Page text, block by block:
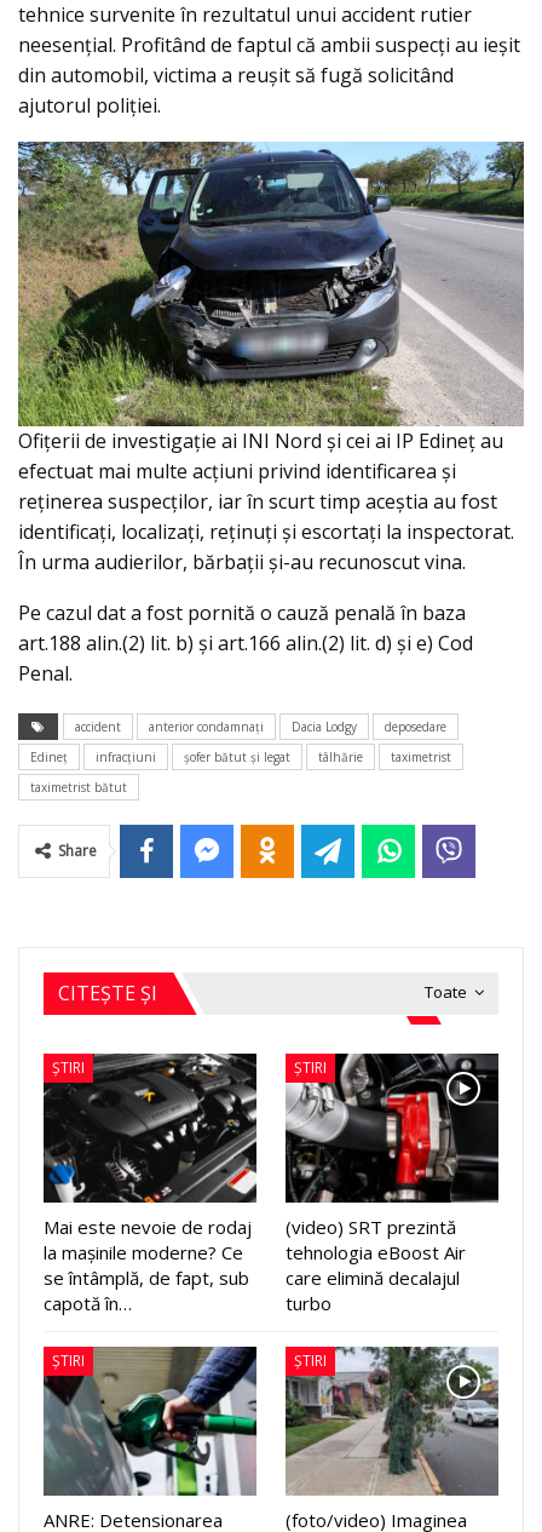
tehnice survenite în rezultatul unui accident rutier
neesențial. Profitând de faptul că ambii suspecți au ieșit
din automobil, victima a reușit să fugă solicitând
ajutorul poliției.
Ofițerii de investigație ai INI Nord și cei ai IP Edineț au
efectuat mai multe acțiuni privind identificarea și
reținerea suspecților, iar în scurt timp aceștia au fost
identificați, localizați, reținuți și escortați la inspectorat.
În urma audierilor, bărbații și-au recunoscut vina.
Pe cazul dat a fost pornită o cauză penală în baza
art.188 alin.(2) lit. b) și art.166 alin.(2) lit. d) și e) Cod
Penal.
accident anterior condamnaţi Dacia Lodgy
deposedare
Edineţ
infracţiuni şofer bătut şi legat tâlhărie
taximetrist
taximetrist bătut
Share
Toate
CITEȘTE ȘI
ȘTIRI
Mai este nevoie de rodaj
la mașinile moderne? Ce
se întâmplă, de fapt, sub
capotă în…
ȘTIRI
(video) SRT prezintă
tehnologia eBoost Air
care elimină decalajul
turbo
ȘTIRI
ANRE: Detensionarea
ȘTIRI
(foto/video) Imaginea